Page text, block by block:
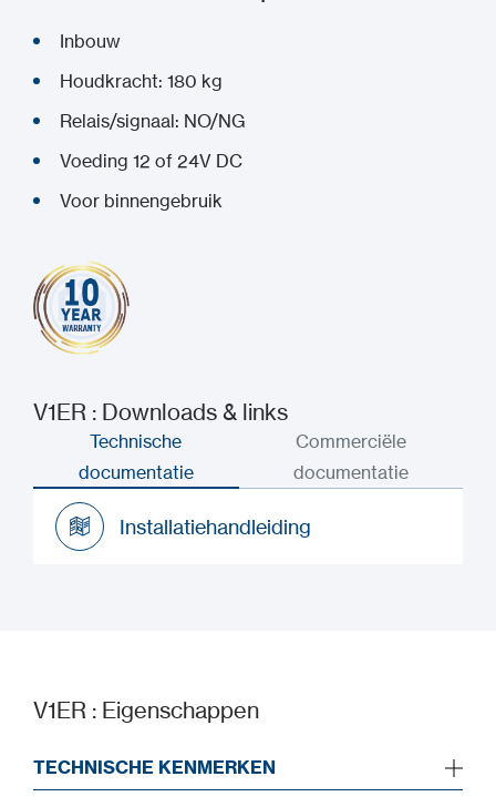
Inbouw
Houdkracht: 180 kg
Relais/signaal: NO/NG
Voeding 12 of 24V DC
Voor binnengebruik
V1ER : Downloads & links
Technische
documentatie
Commerciële
documentatie
Installatiehandleiding
V1ER : Eigenschappen
TECHNISCHE KENMERKEN